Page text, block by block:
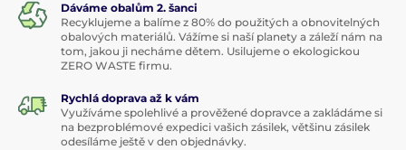
Dáváme obalům 2. šanci
Recyklujeme a balíme z 80% do použitých a obnovitelných
obalových materiálů. Vážíme si naší planety a záleží nám na
tom, jakou ji necháme dětem. Usilujeme o ekologickou
ZERO WASTE firmu.
Rychlá doprava až k vám
Využíváme spolehlivé a prověžené dopravce a zakládáme si
na bezproblémové expedici vašich zásilek, většinu zásilek
odesíláme ještě v den objednávky.